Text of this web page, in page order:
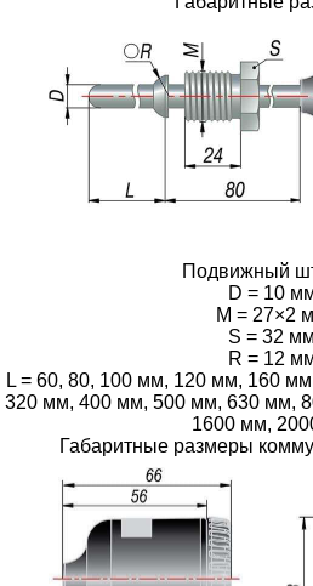
Подвижный
D = 10
M = 27×2
S = 32 мм
R = 12
L = 60, 80, 100 мм, 120 мм, 160
320 мм, 400 мм, 500 мм, 630 мм,
1600 мм,
Габаритные размеры